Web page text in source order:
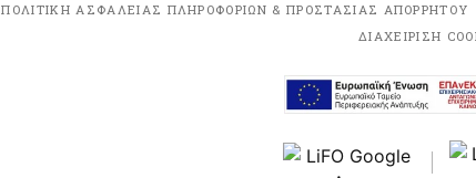
ΠΟΛΙΤΙΚΗ ΑΣΦΑΛΕΙΑΣ ΠΛΗΡΟΦΟΡΙΩΝ & ΠΡΟΣΤΑΣΙΑΣ ΑΠΟΡΡΗΤΟΥ
ΔΙΑΧΕΙΡΙΣΗ